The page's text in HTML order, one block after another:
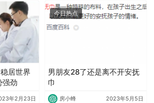
居世界
强劲
年2月23日
今日热点
男朋友28了还是离不开安抚
巾
房小蜂 2023年5月5日